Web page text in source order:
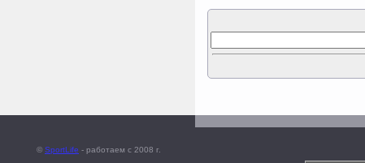
© SportLife - работаем c 2008 г.